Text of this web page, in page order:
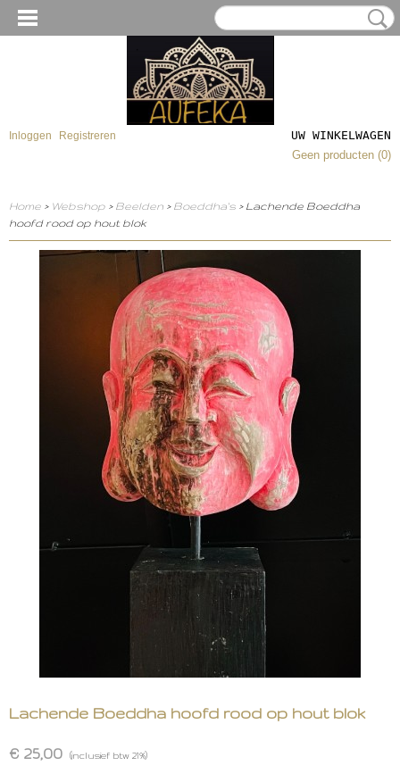
Inloggen Registreren
UW WINKELWAGEN
Geen producten (0)
Home > Webshop > Beelden > Boeddha's > Lachende Boeddha
hoofd rood op hout blok
Lachende Boeddha hoofd rood op hout blok
€ 25,00 (inclusief btw 21%)